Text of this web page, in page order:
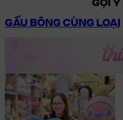
GỢI
GẤU BÔNG CÙNG LOẠI